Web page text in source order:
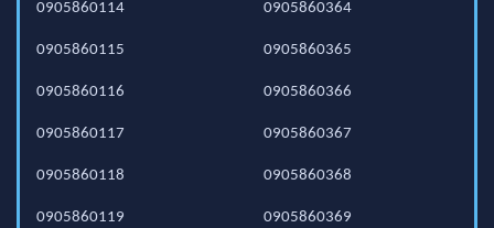
0905860114
0905860115
0905860116
0905860117
0905860118
0905860119
0905860364
0905860365
0905860366
0905860367
0905860368
0905860369